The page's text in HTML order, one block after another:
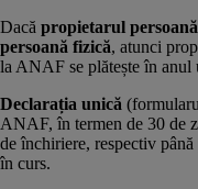
Dacă propietarul
persoană fizică, atunci
la ANAF se plătește în anul
Declarația unică
ANAF, în termen de 30 de
de închiriere, respectiv
în curs.